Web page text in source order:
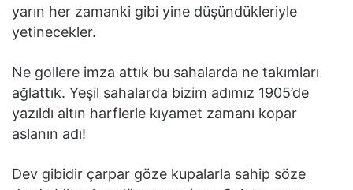
yarın her zamanki gibi yine düşündükleriyle
yetinecekler.
Ne gollere imza attık bu sahalarda ne takımları
ağlattık. Yeşil sahalarda bizim adımız 1905’de
yazıldı altın harflerle kıyamet zamanı kopar
aslanın adı!
Dev gibidir çarpar göze kupalarla sahip söze